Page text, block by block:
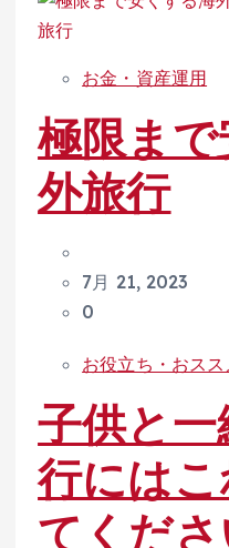
お金・資産運用
極限ま
外旅行
7月 21, 2023
0
お役立ち・おスス
子供と
行には
てくだ